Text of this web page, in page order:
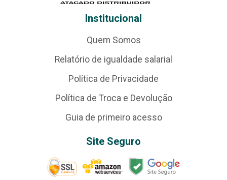
Institucional
Quem Somos
Relatório de igualdade salarial
Política de Privacidade
Política de Troca e Devolução
Guia de primeiro acesso
Site Seguro